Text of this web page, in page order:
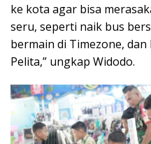
ke kota agar bisa
seru, seperti naik bus
bermain di Timezone,
Pelita,” ungkap Widodo.